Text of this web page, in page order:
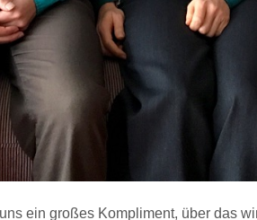
ein großes Kompliment, über das